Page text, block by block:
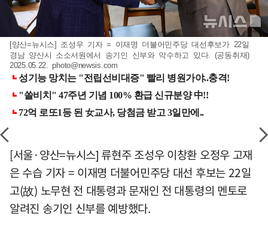
[양산=뉴시스] 조성우 기자 = 이재명 더불어민주당 대선후보가 22일
경남 양산시 소소서원에서 송기인 신부와 악수하고 있다. (공동취재)
2025.05.22.photo@newsis.com
[서울·양산=뉴시스] 류현주 조성우 이창환 오정우 고재
은 수습 기자 = 이재명 더불어민주당 대선 후보는 22일
고(故) 노무현 전 대통령과 문재인 전 대통령의 멘토로
알려진 송기인 신부를 예방했다.